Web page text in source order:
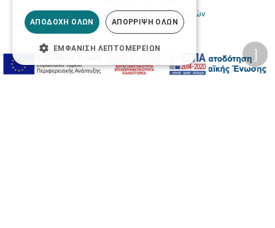
Πολιτική Ασφάλειας Πληροφοριών
ΑΠΟΔΟΧΉ ΌΛΩΝ ΑΠΌΡΡΙΨΗ ΌΛΩΝ
ΕΜΦΆΝΙΣΗ ΛΕΠΤΟΜΕΡΕΙΏΝ